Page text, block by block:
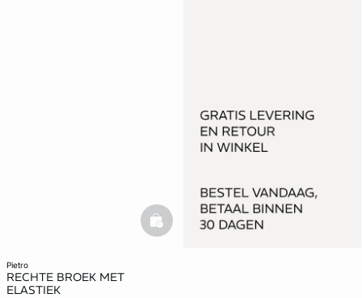
pietro
RECHTE BROEK MET
ELASTIEK
basketfull